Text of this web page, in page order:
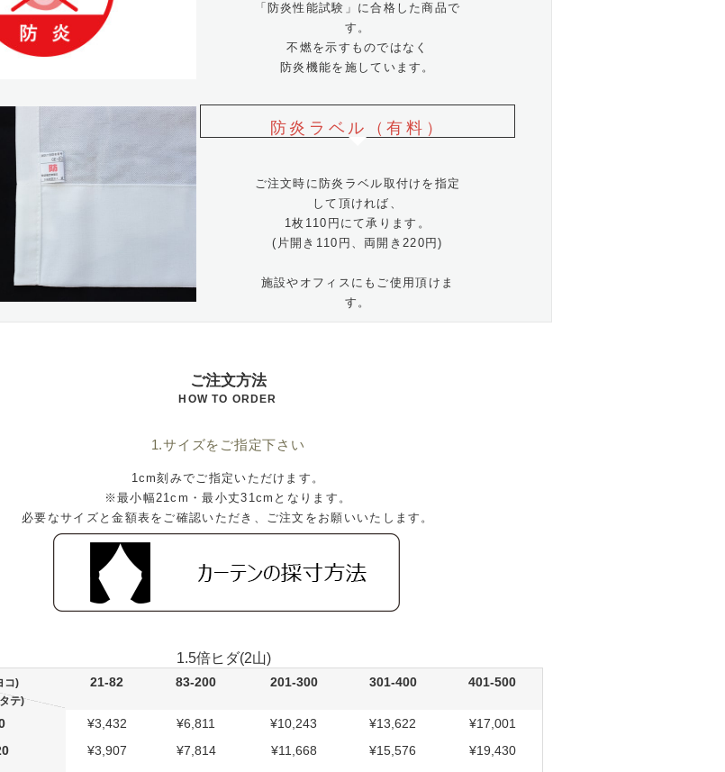
ご注文方法
HOW TO ORDER
1.サイズをご指定下さい
1cm刻みでご指定いただけます。
※最小幅21cm・最小丈31cmとなります。
必要なサイズと金額表をご確認いただき、ご注文をお願いいたします。
1.5倍ヒダ(2山)
コ)
テ)
21-82 83-200 201-300 301-400 401-500
¥3,432 ¥6,811 ¥10,243 ¥13,622
¥17,001
¥3,907 ¥7,814 ¥11,668 ¥15,576
¥19,430
「防炎性能試験」に合格した商品で
す。
不燃を示すものではなく
防炎機能を施しています。
防炎ラベル（有料）
ご注文時に防炎ラベル取付けを指定
して頂ければ、
1枚110円にて承ります。
(片開き110円、両開き220円)
施設やオフィスにもご使用頂けま
す。